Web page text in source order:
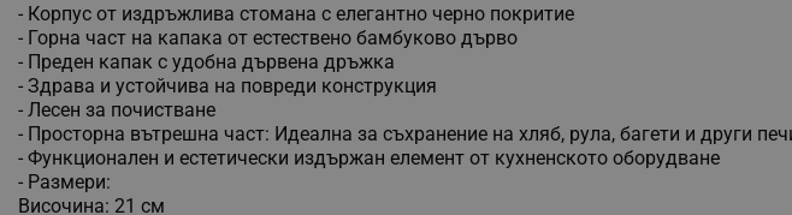
- Корпус от издръжлива стомана с елегантно черно покритие
- Горна част на капака от естествено бамбуково дърво
- Преден капак с удобна дървена дръжка
- Здрава и устойчива на повреди конструкция
- Лесен за почистване
- Просторна вътрешна част: Идеална за съхранение на хляб, рула, багети и други
- Функционален и естетически издържан елемент от кухненското оборудване
- Размери:
Височина: 21 см